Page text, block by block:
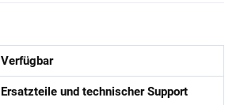
Verfügbar
Ersatzteile und technischer Support